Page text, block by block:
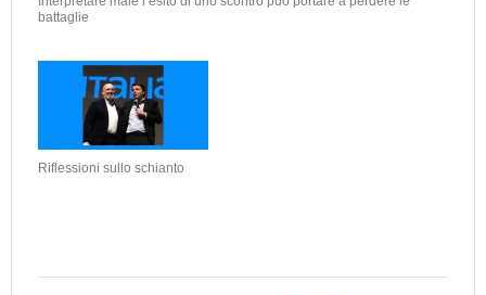
battaglie
Riflessioni sullo schianto